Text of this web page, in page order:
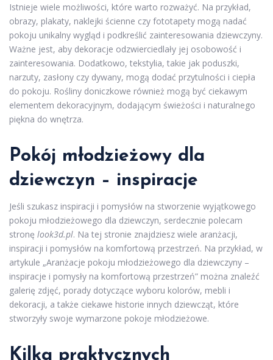
Istnieje wiele możliwości, które warto rozważyć. Na przykład,
obrazy, plakaty, naklejki ścienne czy fototapety mogą nadać
pokoju unikalny wygląd i podkreślić zainteresowania dziewczyny.
Ważne jest, aby dekoracje odzwierciedlały jej osobowość i
zainteresowania. Dodatkowo, tekstylia, takie jak poduszki,
narzuty, zasłony czy dywany, mogą dodać przytulności i ciepła
do pokoju. Rośliny doniczkowe również mogą być ciekawym
elementem dekoracyjnym, dodającym świeżości i naturalnego
piękna do wnętrza.
Pokój młodzieżowy dla
dziewczyn – inspiracje
Jeśli szukasz inspiracji i pomysłów na stworzenie wyjątkowego
pokoju młodzieżowego dla dziewczyn, serdecznie polecam
stronę look3d.pl. Na tej stronie znajdziesz wiele aranżacji,
inspiracji i pomysłów na komfortową przestrzeń. Na przykład, w
artykule „Aranżacje pokoju młodzieżowego dla dziewczyny –
inspiracje i pomysły na komfortową przestrzeń” można znaleźć
galerię zdjęć, porady dotyczące wyboru kolorów, mebli i
dekoracji, a także ciekawe historie innych dziewcząt, które
stworzyły swoje wymarzone pokoje młodzieżowe.
Kilka praktycznych